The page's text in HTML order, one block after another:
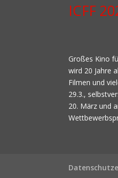
ICFF
Großes Kino
wird 20 Jahre
Filmen und
29.3.,
20. März und